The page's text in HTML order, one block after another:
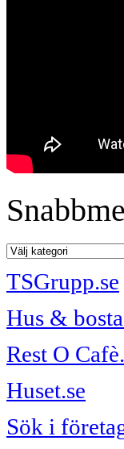
TSGrupp.se
Hus &
Rest O
Huset.se
Sök i